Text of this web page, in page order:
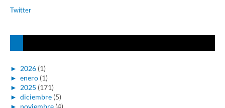
Twitter
► 2026 (1)
► enero (1)
► 2025 (171)
► diciembre (5)
► noviembre (4)